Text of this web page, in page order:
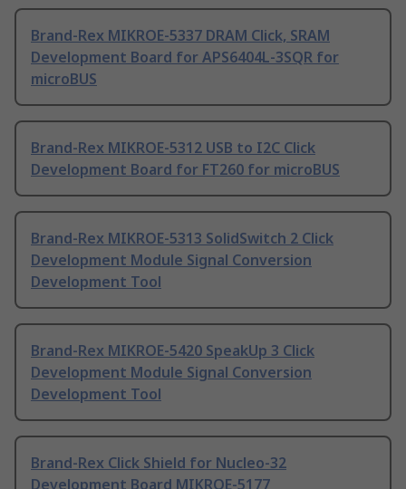
Brand-Rex MIKROE-5337 DRAM Click, SRAM
Development Board for APS6404L-3SQR for
microBUS
Brand-Rex MIKROE-5312 USB to I2C Click
Development Board for FT260 for microBUS
Brand-Rex MIKROE-5313 SolidSwitch 2 Click
Development Module Signal Conversion
Development Tool
Brand-Rex MIKROE-5420 SpeakUp 3 Click
Development Module Signal Conversion
Development Tool
Brand-Rex Click Shield for Nucleo-32
Development Board MIKROE-5177